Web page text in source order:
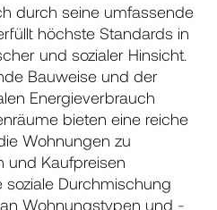
durch seine umfassende
höchste Standards in
und sozialer Hinsicht.
Bauweise und der
Energieverbrauch
bieten eine reiche
Wohnungen zu
und Kaufpreisen
Durchmischung
Wohnungstypen und -